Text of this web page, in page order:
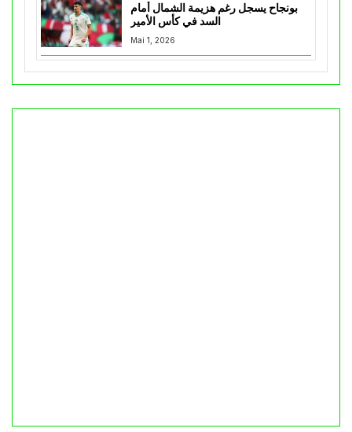
بونجاح يسجل رغم هزيمة الشمال أمام
السد في كأس الأمير
Mai 1, 2026